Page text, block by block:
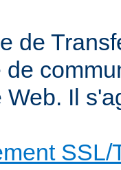
de
de
Web. Il
SSL/